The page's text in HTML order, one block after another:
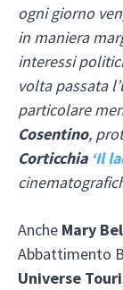
ogni giorno
in maniera
interessi
volta passata
particolare
Cosentino,
Corticchia ‘Il
Anche Mary
Abbattimento
Universe